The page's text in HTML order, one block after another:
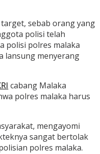
sebab orang yang
polisi telah
polisi polres malaka
lansung menyerang
cabang Malaka
polres malaka harus
mengayomi
sangat bertolak
polres malaka.